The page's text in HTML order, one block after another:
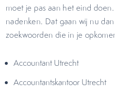
moet je pas aan het eind
nadenken. Dat gaan wij nu
zoekwoorden die in je
Accountant Utrecht
Accountantskantoor Utrecht